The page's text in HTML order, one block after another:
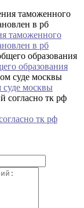
таможенного
в рб
образования
суде москвы
тк рф